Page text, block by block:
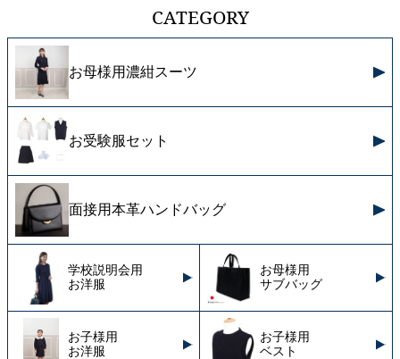
CATEGORY
お母様用濃紺スーツ
お受験服セット
面接用本革ハンドバッグ
学校説明会用
お洋服
お母様用
サブバッグ
お子様用
お洋服
お子様用
ベスト